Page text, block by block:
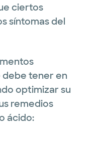
ciertos
síntomas del
tener en
optimizar su
remedios
ácido: